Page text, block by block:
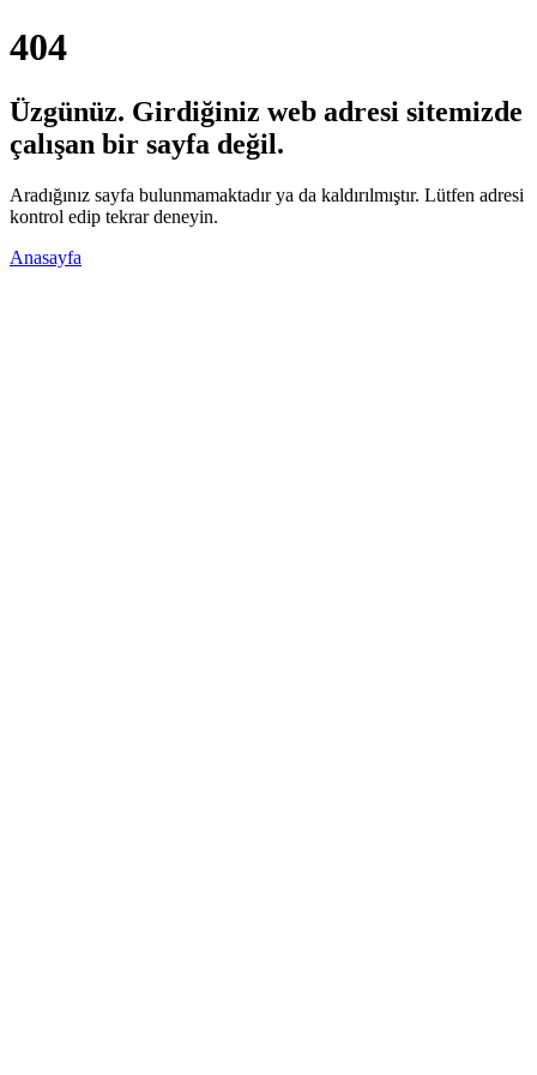
404
Üzgünüz. Girdiğiniz web adresi sitemizde
çalışan bir sayfa değil.
Aradığınız sayfa bulunmamaktadır ya da kaldırılmıştır. Lütfen adresi
kontrol edip tekrar deneyin.
Anasayfa